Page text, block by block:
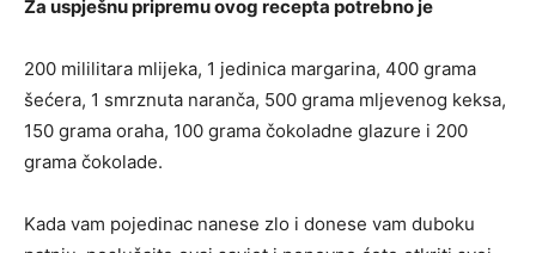
Za uspješnu pripremu ovog recepta potrebno je
200 mililitara mlijeka, 1 jedinica margarina, 400 grama
šećera, 1 smrznuta naranča, 500 grama mljevenog keksa,
150 grama oraha, 100 grama čokoladne glazure i 200
grama čokolade.
Kada vam pojedinac nanese zlo i donese vam duboku